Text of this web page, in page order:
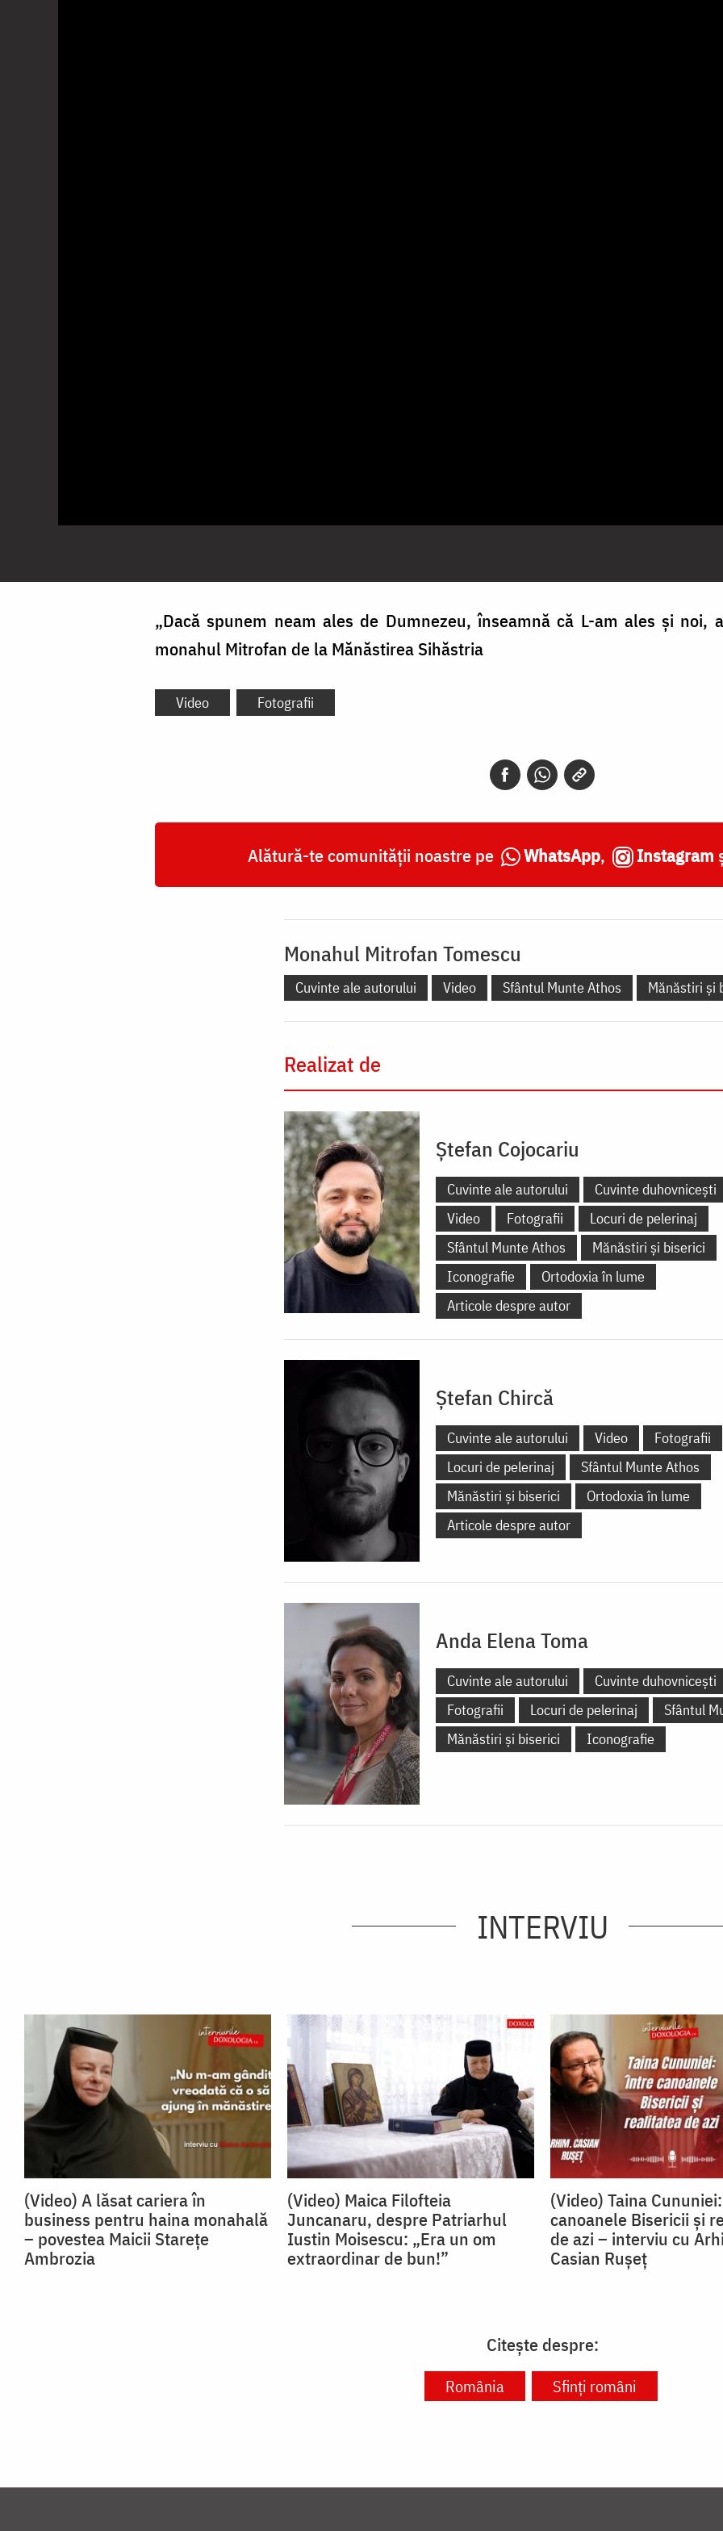
„Dacă spunem neam ales de Dumnezeu, înseamnă că L-am ales și noi,
monahul Mitrofan de la Mănăstirea Sihăstria
Video Fotografii
Alătură-te comunității noastre pe WhatsApp, Instagram
Monahul Mitrofan Tomescu
Cuvinte ale autorului Video Sfântul Munte Athos Mănăstiri și
Realizat de
Ștefan Cojocariu
Cuvinte ale autorului Cuvinte duhovnicești
Video
Fotografii
Locuri de pelerinaj
Sfântul Munte Athos
Mănăstiri și biserici
Iconografie
Ortodoxia în lume
Articole despre autor
Ștefan Chircă
Cuvinte ale autorului Video
Fotografii
Locuri de pelerinaj
Sfântul Munte Athos
Mănăstiri și biserici
Ortodoxia în lume
Articole despre autor
Anda Elena Toma
Cuvinte ale autorului Cuvinte duhovnicești
Fotografii
Locuri de pelerinaj
Sfântul
Mănăstiri și biserici
Iconografie
INTERVIU
(Video) A lăsat cariera în
business pentru haina monahală
– povestea Maicii Starețe
Ambrozia
(Video) Maica Filofteia
Juncanaru, despre Patriarhul
Iustin Moisescu: „Era un om
extraordinar de bun!”
(Video) Taina
canoanele Bisericii și
de azi – interviu cu
Casian Rușeț
Citește despre:
România Sfinți români